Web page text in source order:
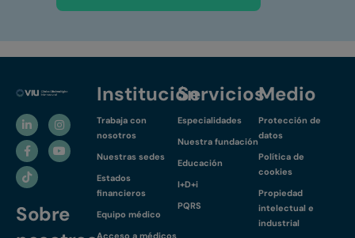
Sobre
Institución
Trabaja con
nosotros
Nuestras sedes
Estados
financieros
Equipo médico
Acceso a médicos
Servicios
Especialidades
Nuestra fundación
Educación
I+D+i
PQRS
Medio
Protección de
datos
Política de
cookies
Propiedad
intelectual e
industrial